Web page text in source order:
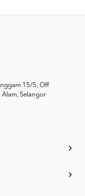
15/5, Off
Alam, Selangor